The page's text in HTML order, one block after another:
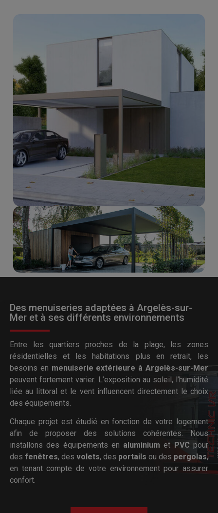
Des menuiseries adaptées à Argelès-sur-
Mer et à ses différents environnements
Entre les quartiers proches de la plage, les zones
résidentielles et les habitations plus en retrait, les
besoins en menuiserie extérieure à Argelès-sur-Mer
peuvent fortement varier. L’exposition au soleil, l’humidité
liée au littoral et le vent influencent directement le choix
des équipements.
Chaque projet est étudié en fonction de votre logement
afin de proposer des solutions cohérentes. Nous
installons des équipements en aluminium et PVCpour
des fenêtres, des volets, des portails ou des pergolas,
en tenant compte de votre environnement pour assurer
confort.